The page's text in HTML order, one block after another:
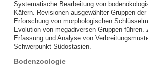
Systematische Bearbeitung von
Käfern. Revisionen ausgewählter Gruppen
Erforschung von morphologischen
Evolution von megadiversen Gruppen führen.
Erfassung und Analyse von
Schwerpunkt Südostasien.
Bodenzoologie